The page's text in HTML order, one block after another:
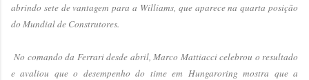
abrindo sete de vantagem para a Williams, que aparece na quarta posição
do Mundial de Construtores.
No comando da Ferrari desde abril, Marco Mattiacci celebrou o resultado
e avaliou que o desempenho do time em Hungaroring mostra que a